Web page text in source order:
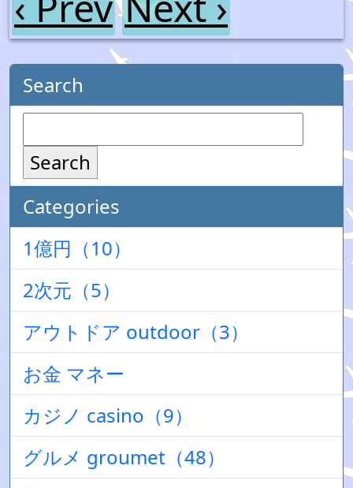
Search
Search
Categories
1億円（10）
2次元（5）
アウトドア outdoor（3）
お金 マネー
カジノ casino（9）
グルメ groumet（48）